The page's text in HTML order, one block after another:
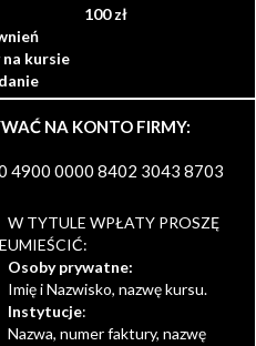
kursie
100 zł
NA KONTO FIRMY:
4900 0000 8402 3043 8703
W TYTULE WPŁATY PROSZĘ
UMIEŚCIĆ:
Osoby prywatne:
Imię i Nazwisko, nazwę kursu.
Instytucje:
Nazwa, numer faktury, nazwę